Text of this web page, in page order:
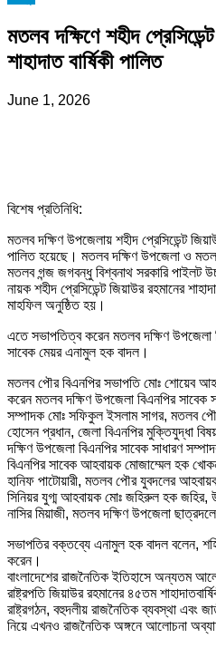
মতলব দক্ষিণে শহীদ
শাহাদাত বার্ষিকী পালিত
June 1, 2026
বিশেষ প্রতিনিধি:
মতলব দক্ষিণ উপজেলায় শহীদ প্রেসিডেন্ট
পালিত হয়েছে। মতলব দক্ষিণ উপজেলা ও
মতলব গন্জ জগবন্ধু বিশ্বনাথ সরকারি পাইলট
নায়ক শহীদ প্রেসিডেন্ট জিয়াউর রহমানের
মাহফিল অনুষ্ঠিত হয়।
এতে সভাপতিত্ব করেন মতলব দক্ষিণ
সাবেক মেয়র এনামুল হক বাদল।
মতলব পৌর বিএনপির সভাপতি মোঃ শোয়েব
করেন মতলব দক্ষিণ উপজেলা বিএনপির সাবেক
সম্পাদক মোঃ সফিকুল ইসলাম সাগর, মতলব
হোসেন প্রধান, জেলা বিএনপির মুক্তিযুদ্ধা
দক্ষিণ উপজেলা বিএনপির সাবেক সাধারণ
বিএনপির সাবেক আহবায়ক মোজাম্মেল হক
হানিফ পাটোয়ারী, মতলব পৌর যুবদলের
সিনিয়র যুগ্ম আহবায়ক মোঃ জহিরুল হক জহির,
নাসির মিয়াজী, মতলব দক্ষিণ উপজেলা
সভাপতির বক্তব্যে এনামুল হক বাদল বলেন,
করেন।
বাংলাদেশের রাজনৈতিক ইতিহাসে অন্যতম
রাষ্ট্রপতি জিয়াউর রহমানের ৪৫তম
রাষ্ট্রগঠন, বহুদলীয় রাজনৈতিক ব্যবস্থা এবং
নিয়ে এখনও রাজনৈতিক অঙ্গনে আলোচনা